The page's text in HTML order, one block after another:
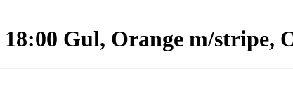
Gul, Orange m/stripe,